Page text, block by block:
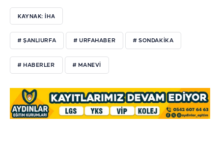
KAYNAK: İHA
# ŞANLIURFA # URFAHABER # SONDAKIKA
# HABERLER # MANEVI